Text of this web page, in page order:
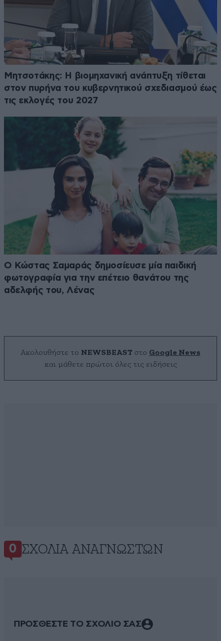
Μητσοτάκης: Η βιομηχανική ανάπτυξη τίθεται
στον πυρήνα του κυβερνητικού σχεδιασμού έως
τις εκλογές του 2027
Ο Κώστας Σαμαράς δημοσίευσε μία παιδική
φωτογραφία για την επέτειο θανάτου της
αδελφής του, Λένας
Ακολουθήστε το NEWSBEAST στο Google News
και μάθετε πρώτοι όλες τις ειδήσεις
0 ΣΧΌΛΙΑ ΑΝΑΓΝΩΣΤΏΝ
ΠΡΟΣΘΕΣΤΕ ΤΟ ΣΧΟΛΙΟ ΣΑΣ